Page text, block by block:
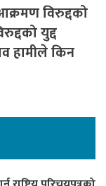
विरुद्दको
युद्द
हामीले किन